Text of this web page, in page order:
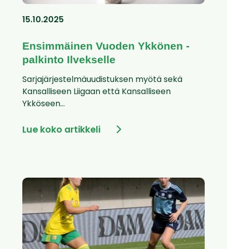
15.10.2025
Ensimmäinen Vuoden Ykkönen -
palkinto Ilvekselle
Sarjajärjestelmäuudistuksen myötä sekä
Kansalliseen Liigaan että Kansalliseen
Ykköseen...
Lue koko artikkeli